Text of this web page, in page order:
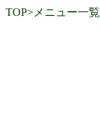
TOP> メニュー一覧